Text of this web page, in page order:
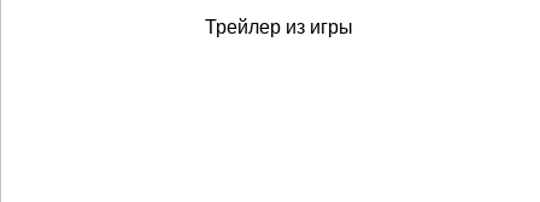
Трейлер из игры